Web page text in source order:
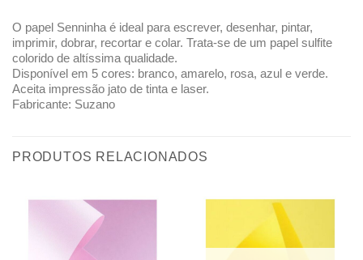
O papel Senninha é ideal para escrever, desenhar, pintar,
imprimir, dobrar, recortar e colar. Trata-se de um papel sulfite
colorido de altíssima qualidade.
Disponível em 5 cores: branco, amarelo, rosa, azul e verde.
Aceita impressão jato de tinta e laser.
Fabricante: Suzano
PRODUTOS RELACIONADOS